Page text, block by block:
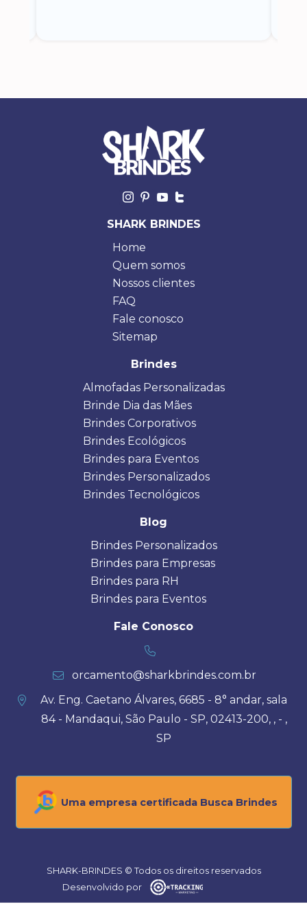
SHARK BRINDES
Home
Quem somos
Nossos clientes
FAQ
Fale conosco
Sitemap
Brindes
Almofadas Personalizadas
Brinde Dia das Mães
Brindes Corporativos
Brindes Ecológicos
Brindes para Eventos
Brindes Personalizados
Brindes Tecnológicos
Blog
Brindes Personalizados
Brindes para Empresas
Brindes para RH
Brindes para Eventos
Fale Conosco
orcamento@sharkbrindes.com.br
Av. Eng. Caetano Álvares, 6685 - 8° andar, sala
84 - Mandaqui, São Paulo - SP, 02413-200, , - ,
SP
Uma empresa certificada Busca Brindes
SHARK-BRINDES © Todos os direitos reservados
Desenvolvido por